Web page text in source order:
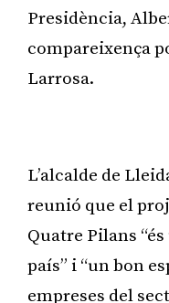
Presidència,
compareixença
Larrosa.
L’alcalde de
reunió que el
Quatre Pilans
país” i “un bon
empreses del